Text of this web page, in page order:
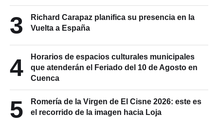
3
Richard Carapaz planifica su presencia en la
Vuelta a España
4
Horarios de espacios culturales municipales
que atenderán el Feriado del 10 de Agosto en
Cuenca
5
Romería de la Virgen de El Cisne 2026: este es
el recorrido de la imagen hacia Loja